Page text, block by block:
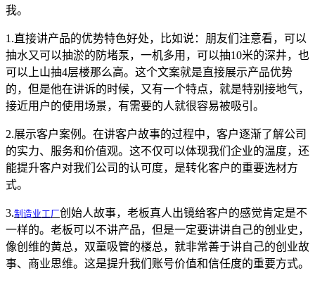
我。
1.直接讲产品的优势特色好处，比如说：朋友们注意看，可以
抽水又可以抽淤的防堵泵，一机多用，可以抽10米的深井，也
可以上山抽4层楼那么高。这个文案就是直接展示产品优势
的，但是他在讲诉的时候，又有一个特点，就是特别接地气，
接近用户的使用场景，有需要的人就很容易被吸引。
2.展示客户案例。在讲客户故事的过程中，客户逐渐了解公司
的实力、服务和价值观。这不仅可以体现我们企业的温度，还
能提升客户对我们公司的认可度，是转化客户的重要选材方
式。
3.制造业工厂创始人故事，老板真人出镜给客户的感觉肯定是不
一样的。老板可以不讲产品，但是一定要讲讲自己的创业史，
像创维的黄总，双童吸管的楼总，就非常善于讲自己的创业故
事、商业思维。这是提升我们账号价值和信任度的重要方式。